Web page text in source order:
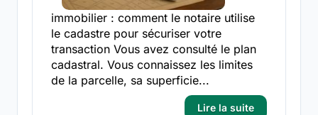
immobilier : comment le notaire utilise
le cadastre pour sécuriser votre
transaction Vous avez consulté le plan
cadastral. Vous connaissez les limites
de la parcelle, sa superficie...
Lire la suite